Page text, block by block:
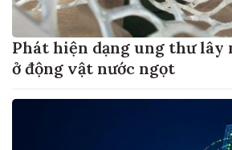
Phát hiện dạng ung thư lây
ở động vật nước ngọt